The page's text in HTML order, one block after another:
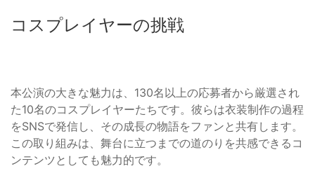
コスプレイヤーの挑戦
本公演の大きな魅力は、130名以上の応募者から厳選され
た10名のコスプレイヤーたちです。彼らは衣装制作の過程
をSNSで発信し、その成長の物語をファンと共有します。
この取り組みは、舞台に立つまでの道のりを共感できるコ
ンテンツとしても魅力的です。